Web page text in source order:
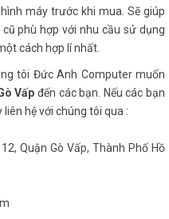
máy trước khi mua. Sẽ giúp
phù hợp với nhu cầu sử dụng
cách hợp lí nhất.
tôi Đức Anh Computer muốn
Vấp đến các bạn. Nếu các bạn
hệ với chúng tôi qua :
Quận Gò Vấp, Thành Phố Hồ